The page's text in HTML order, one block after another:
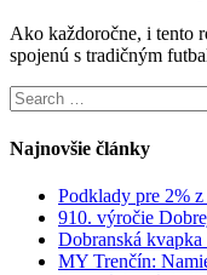
Ako každoročne, i tento
spojenú s tradičným
Search
for:
Najnovšie články
Podklady pre 2%
910. výročie
Dobranská
MY Trenčín: